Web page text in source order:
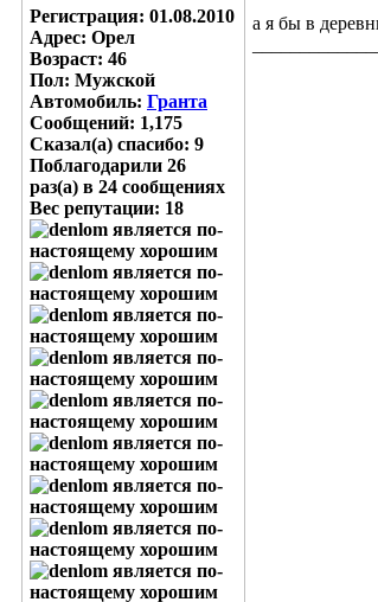
Регистрация: 01.08.2010
Адрес: Орел
Возраст: 46
Пол: Мужской
Автомобиль: Гранта
Сообщений: 1,175
Сказал(а) спасибо: 9
Поблагодарили 26
раз(а) в 24 сообщениях
Вес репутации: 18
а я бы в